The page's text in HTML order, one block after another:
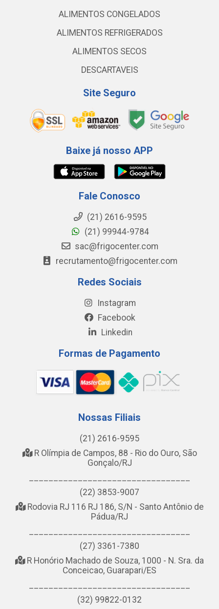
ALIMENTOS CONGELADOS
ALIMENTOS REFRIGERADOS
ALIMENTOS SECOS
DESCARTAVEIS
Site Seguro
Baixe já nosso APP
Fale Conosco
(21) 2616-9595
(21) 99944-9784
sac@frigocenter.com
recrutamento@frigocenter.com
Redes Sociais
Instagram
Facebook
Linkedin
Formas de Pagamento
Nossas Filiais
(21) 2616-9595
R Olímpia de Campos, 88 - Rio do Ouro, São
Gonçalo/RJ
(22) 3853-9007
Rodovia RJ 116 RJ 186, S/N - Santo Antônio de
Pádua/RJ
(27) 3361-7380
R Honório Machado de Souza, 1000 - N. Sra. da
Conceicao, Guarapari/ES
(32) 99822-0132